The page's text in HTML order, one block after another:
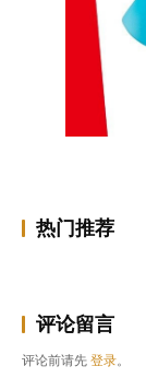
热门推荐
评论留言
评论前请先 登录。